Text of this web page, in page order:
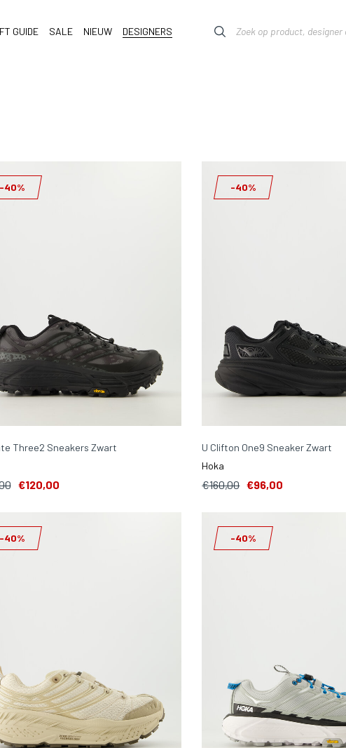
GUIDE SALE NIEUW DESIGNERS
-40%
Three2 Sneakers Zwart
€120,00
-40%
U Clifton One9 Sneaker Zwart
Hoka
€160,00 €96,00
-40% -40%